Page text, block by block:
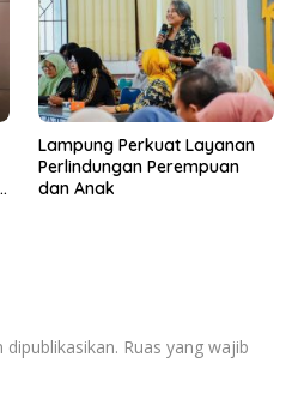
Lampung Perkuat Layanan
Perlindungan Perempuan
dan Anak
Ruas yang wajib